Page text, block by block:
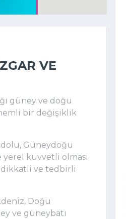
VE
güney ve doğu
bir değişiklik
Güneydoğu
yerel kuvvetli olması
dikkatli ve tedbirli
Doğu
ve güneybatı